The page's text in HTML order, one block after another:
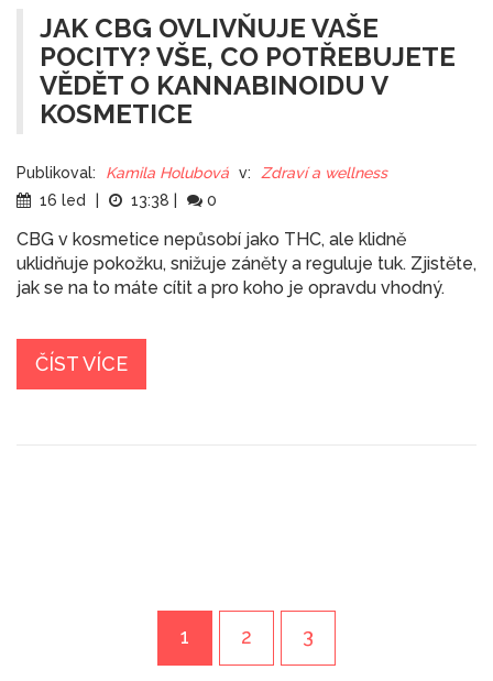
JAK CBG OVLIVŇUJE VAŠE
POCITY? VŠE, CO POTŘEBUJETE
VĚDĚT O KANNABINOIDU V
KOSMETICE
Publikoval: Kamila Holubová v:
Zdraví a wellness
16 led
13:38 0
CBG v kosmetice nepůsobí jako THC, ale klidně
uklidňuje pokožku, snižuje záněty a reguluje tuk. Zjistěte,
jak se na to máte cítit a pro koho je opravdu vhodný.
ČÍST VÍCE
1 2 3